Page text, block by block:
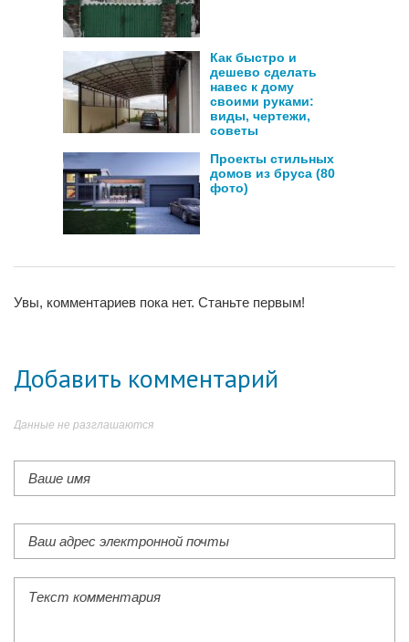
Как быстро и
дешево сделать
навес к дому
своими руками:
виды, чертежи,
советы
Проекты стильных
домов из бруса (80
фото)
Увы, комментариев пока нет. Станьте первым!
Добавить комментарий
Данные не разглашаются